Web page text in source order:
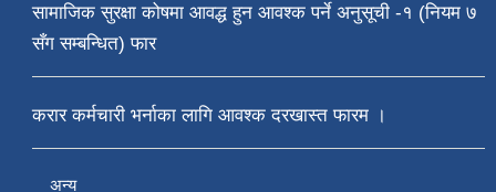
सामाजिक सुरक्षा कोषमा आवद्ध हुन आवश्क पर्ने अनुसूची -१ (नियम ७
सँग सम्बन्धित) फार
करार कर्मचारी भर्नाका लागि आवश्क दरखास्त फारम ।
अन्य